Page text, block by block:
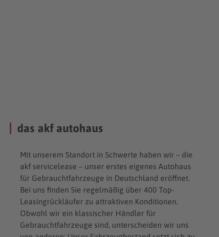
das akf autohaus
Mit unserem Standort in Schwerte haben wir – die
akf servicelease – unser erstes eigenes Autohaus
für Gebrauchtfahrzeuge in Deutschland eröffnet.
Bei uns finden Sie regelmäßig über 400 Top-
Leasingrückläufer zu attraktiven Konditionen.
Obwohl wir ein klassischer Händler für
Gebrauchtfahrzeuge sind, unterscheiden wir uns